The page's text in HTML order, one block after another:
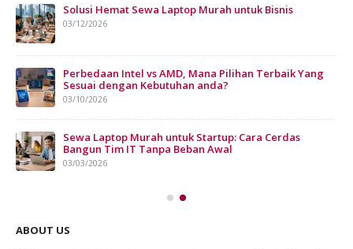
Solusi Hemat Sewa Laptop Murah untuk Bisnis
03/12/2026
Perbedaan Intel vs AMD, Mana Pilihan Terbaik Yang
Sesuai dengan Kebutuhan anda?
03/10/2026
Sewa Laptop Murah untuk Startup: Cara Cerdas
Bangun Tim IT Tanpa Beban Awal
03/03/2026
ABOUT US